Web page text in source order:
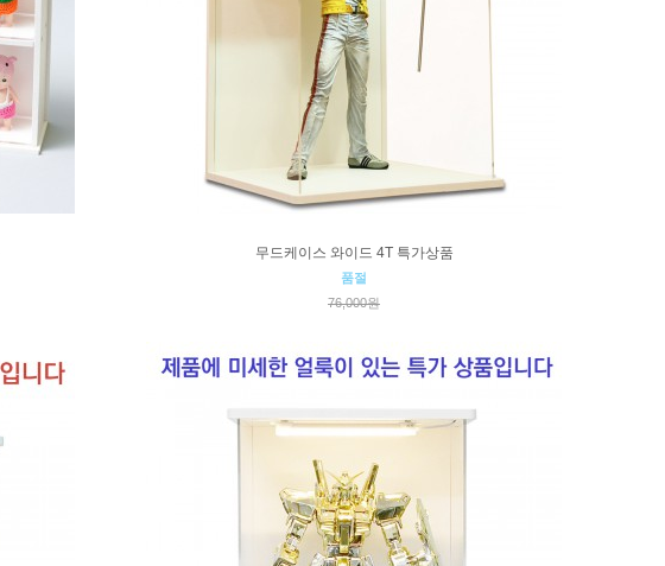
무드케이스 와이드 4T 특가상품
품절
76,000원